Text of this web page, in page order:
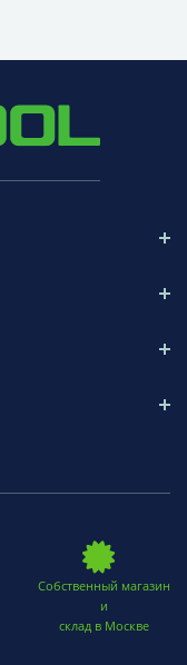
Собственный магазин
и
склад в Москве